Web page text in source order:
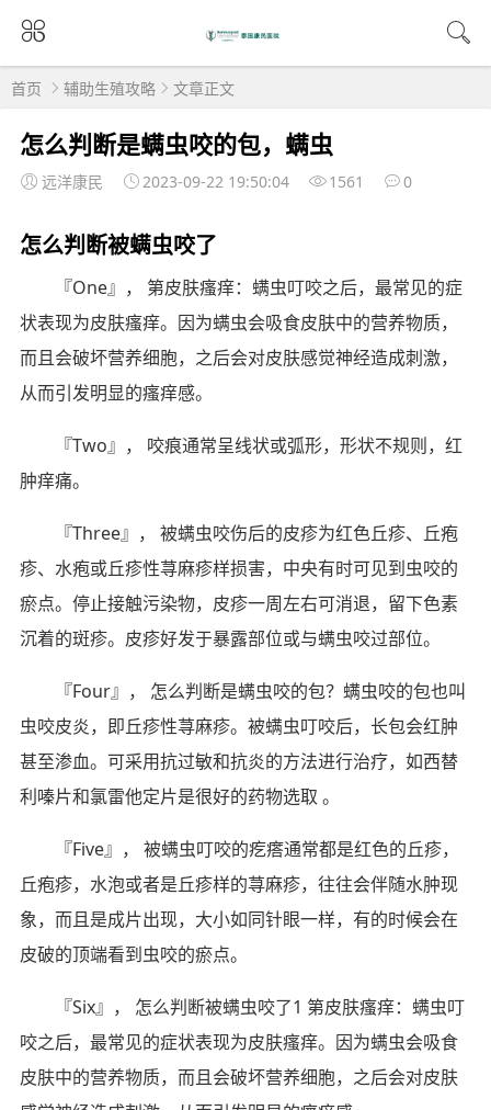
首页 辅助生殖攻略 文章正文
怎么判断是螨虫咬的包，螨虫
远洋康民 2023-09-22 19:50:04 1561 0
怎么判断被螨虫咬了
『One』， 第皮肤瘙痒：螨虫叮咬之后，最常见的症
状表现为皮肤瘙痒。因为螨虫会吸食皮肤中的营养物质，
而且会破坏营养细胞，之后会对皮肤感觉神经造成刺激，
从而引发明显的瘙痒感。
『Two』， 咬痕通常呈线状或弧形，形状不规则，红
肿痒痛。
『Three』， 被螨虫咬伤后的皮疹为红色丘疹、丘疱
疹、水疱或丘疹性荨麻疹样损害，中央有时可见到虫咬的
瘀点。停止接触污染物，皮疹一周左右可消退，留下色素
沉着的斑疹。皮疹好发于暴露部位或与螨虫咬过部位。
『Four』， 怎么判断是螨虫咬的包？螨虫咬的包也叫
虫咬皮炎，即丘疹性荨麻疹。被螨虫叮咬后，长包会红肿
甚至渗血。可采用抗过敏和抗炎的方法进行治疗，如西替
利嗪片和氯雷他定片是很好的药物选取 。
『Five』， 被螨虫叮咬的疙瘩通常都是红色的丘疹，
丘疱疹，水泡或者是丘疹样的荨麻疹，往往会伴随水肿现
象，而且是成片出现，大小如同针眼一样，有的时候会在
皮破的顶端看到虫咬的瘀点。
『Six』， 怎么判断被螨虫咬了1 第皮肤瘙痒：螨虫叮
咬之后，最常见的症状表现为皮肤瘙痒。因为螨虫会吸食
皮肤中的营养物质，而且会破坏营养细胞，之后会对皮肤